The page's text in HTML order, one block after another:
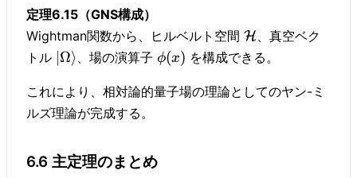
定理6.15（GNS構成）
Wightman関数から、ヒルベルト空間 H、真空ベク
トル ∣Ω⟩、場の演算子 ϕ(x) を構成できる。
これにより、相対論的量子場の理論としてのヤン-ミ
ルズ理論が完成する。
6.6 主定理のまとめ